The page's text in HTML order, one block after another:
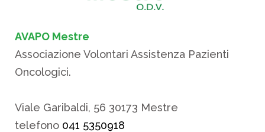
AVAPO Mestre
Associazione Volontari Assistenza Pazienti
Oncologici.
Viale Garibaldi, 56 30173 Mestre
telefono 041 5350918